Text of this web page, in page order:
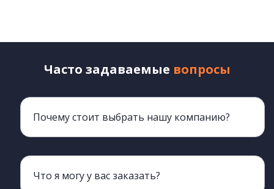
Часто задаваемые вопросы
Почему стоит выбрать нашу компанию?
Что я могу у вас заказать?